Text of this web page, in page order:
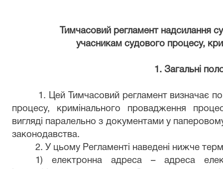
Тимчасовий регламент надсилання
учасникам судового процесу,
1. Загальні
1. Цей Тимчасовий регламент визначає
процесу, кримінального провадження
вигляді паралельно з документами у
законодавства.
2. У цьому Регламенті наведені нижче
1) електронна адреса – адреса